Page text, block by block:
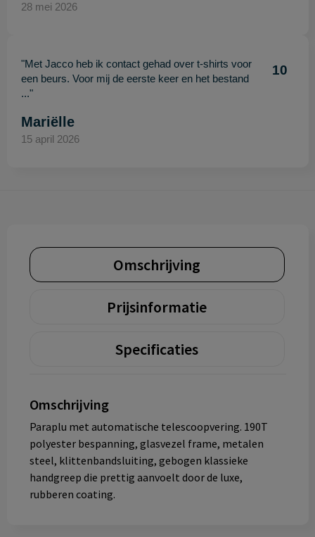
28 mei 2026
"Met Jacco heb ik contact gehad over t-shirts voor
een beurs. Voor mij de eerste keer en het bestand
..."
10
Mariëlle
15 april 2026
Omschrijving
Prijsinformatie
Specificaties
Omschrijving
Paraplu met automatische telescoopvering. 190T
polyester bespanning, glasvezel frame, metalen
steel, klittenbandsluiting, gebogen klassieke
handgreep die prettig aanvoelt door de luxe,
rubberen coating.